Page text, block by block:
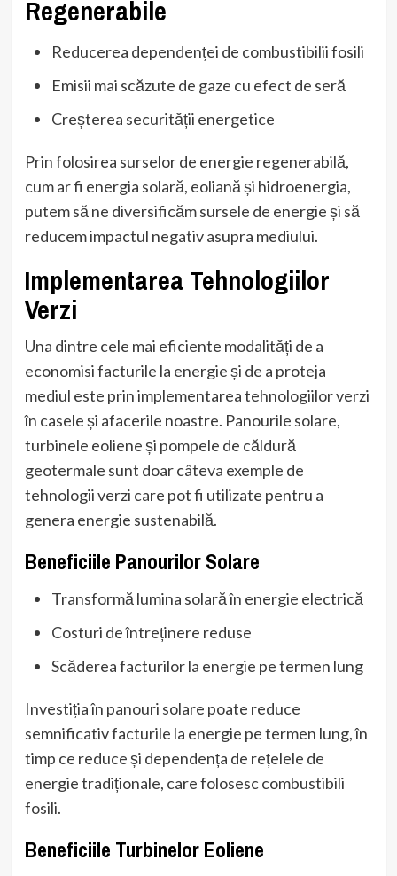
Regenerabile
Reducerea dependenței de combustibilii fosili
Emisii mai scăzute de gaze cu efect de seră
Creșterea securității energetice
Prin folosirea surselor de energie regenerabilă,
cum ar fi energia solară, eoliană și hidroenergia,
putem să ne diversificăm sursele de energie și să
reducem impactul negativ asupra mediului.
Implementarea Tehnologiilor
Verzi
Una dintre cele mai eficiente modalități de a
economisi facturile la energie și de a proteja
mediul este prin implementarea tehnologiilor verzi
în casele și afacerile noastre. Panourile solare,
turbinele eoliene și pompele de căldură
geotermale sunt doar câteva exemple de
tehnologii verzi care pot fi utilizate pentru a
genera energie sustenabilă.
Beneficiile Panourilor Solare
Transformă lumina solară în energie electrică
Costuri de întreținere reduse
Scăderea facturilor la energie pe termen lung
Investiția în panouri solare poate reduce
semnificativ facturile la energie pe termen lung, în
timp ce reduce și dependența de rețelele de
energie tradiționale, care folosesc combustibili
fosili.
Beneficiile Turbinelor Eoliene